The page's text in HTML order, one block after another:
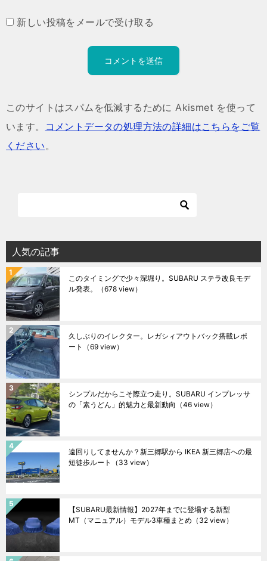
新しい投稿をメールで受け取る
このサイトはスパムを低減するために Akismet を使って
います。
コメントデータの処理方法の詳細はこちらをご覧
ください。
人気の記事
このタイミングで少々深堀り。SUBARU ステラ改良モデ
ル発表。
（678 view）
久しぶりのイレクター。レガシィアウトバック搭載レポ
ート
（69 view）
シンプルだからこそ際立つ走り。SUBARU インプレッサ
の「素うどん」的魅力と最新動向 （46 view）
遠回りしてませんか？新三郷駅から IKEA 新三郷店への最
短徒歩ルート
（33 view）
【SUBARU最新情報】2027年までに登場する新型
MT（マニュアル）モデル3車種まとめ （32 view）